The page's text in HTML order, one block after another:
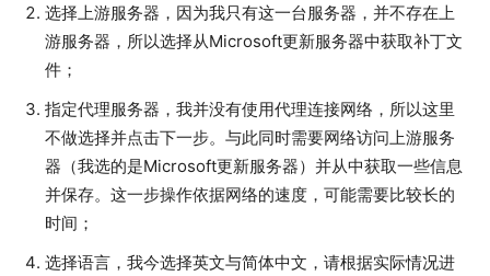
选择上游服务器，因为我只有这一台服务器，并不存在上
游服务器，所以选择从Microsoft更新服务器中获取补丁文
件；
指定代理服务器，我并没有使用代理连接网络，所以这里
不做选择并点击下一步。与此同时需要网络访问上游服务
器（我选的是Microsoft更新服务器）并从中获取一些信息
并保存。这一步操作依据网络的速度，可能需要比较长的
时间；
选择语言，我今选择英文与简体中文，请根据实际情况进